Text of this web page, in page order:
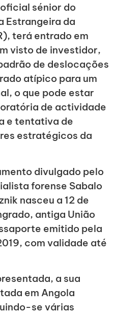
sénior do
Estrangeira da
terá entrado em
visto de investidor,
de deslocações
atípico para um
o que pode estar
de actividade
e tentativa de
estratégicos da
divulgado pelo
forense Sabalo
nasceu a 12 de
antiga União
emitido pela
com validade até
a sua
em Angola
se várias